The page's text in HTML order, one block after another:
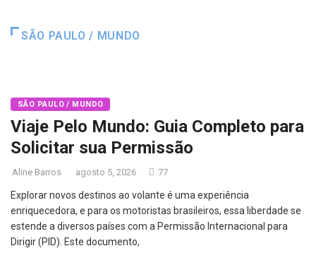
SÃO PAULO / MUNDO
SÃO PAULO / MUNDO
Viaje Pelo Mundo: Guia Completo para
Solicitar sua Permissão
Aline Barros agosto 5, 2026 77
Explorar novos destinos ao volante é uma experiência
enriquecedora, e para os motoristas brasileiros, essa liberdade se
estende a diversos países com a Permissão Internacional para
Dirigir (PID). Este documento,